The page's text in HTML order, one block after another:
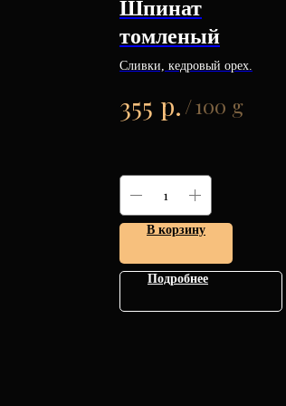
Шпинат
томленый
Сливки, кедровый орех.
355 р. /100 g
В корзину
Подробнее